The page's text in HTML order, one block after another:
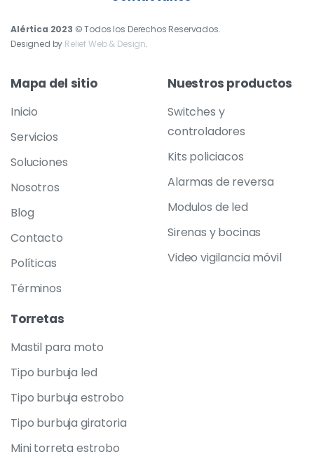
Alértica 2023 © Todos los Derechos Reservados.
Designed by Relief Web & Design.
Mapa del sitio
Inicio
Servicios
Soluciones
Nosotros
Blog
Contacto
Políticas
Términos
Nuestros productos
Switches y
controladores
Kits policiacos
Alarmas de reversa
Modulos de led
Sirenas y bocinas
Video vigilancia móvil
Torretas
Mastil para moto
Tipo burbuja led
Tipo burbuja estrobo
Tipo burbuja giratoria
Mini torreta estrobo